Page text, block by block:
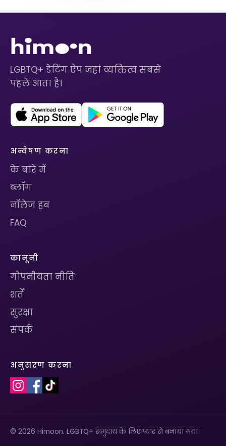
LGBTQ+ डेटिंग ऐप जहां व्यक्तित्व सबसे
पहले आता है।
अन्वेषण करना
के बारे में
ब्लॉग
नॉलेज हब
FAQ
कानूनी
गोपनीयता नीति
शर्तें
सुरक्षा
संपर्क
अनुसरण करना
© 2026 Himoon. LGBTQ+ समुदाय के लिए प्यार से बनाया गया।